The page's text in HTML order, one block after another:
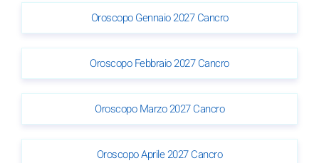
Oroscopo Gennaio 2027 Cancro
Oroscopo Febbraio 2027 Cancro
Oroscopo Marzo 2027 Cancro
Oroscopo Aprile 2027 Cancro